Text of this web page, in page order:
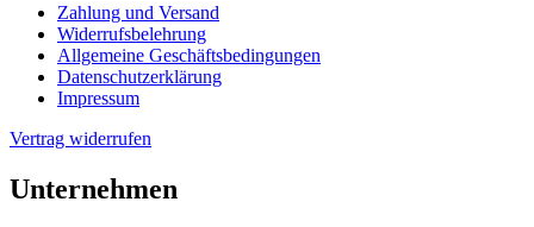
Zahlung und Versand
Widerrufsbelehrung
Allgemeine Geschäftsbedingungen
Datenschutzerklärung
Impressum
Vertrag widerrufen
Unternehmen